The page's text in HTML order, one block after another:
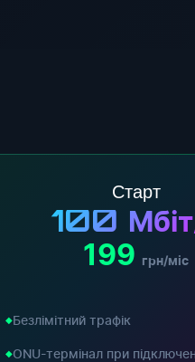
Старт
100
199 грн/міс
Безлімітний трафік
ONU-термінал при